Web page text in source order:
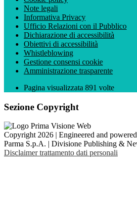
Note legali
Informativa Privacy
Ufficio Relazioni con il Pubblico
Dichiarazione di accessibilità
Obiettivi di accessibilità
Whistleblowing
Gestione consensi cookie
Amministrazione trasparente
Pagina visualizzata 891 volte
Sezione Copyright
Copyright 2026 | Engineered and
Parma S.p.A. | Divisione Publishing &
Disclaimer trattamento dati personali